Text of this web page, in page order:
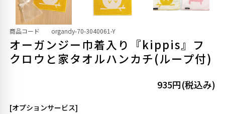
商品コード organdy-70-3040061-Y
オーガンジー巾着入り『kippis』フ
クロウと家タオルハンカチ(ループ付)
935円(税込み)
[オプションサービス]